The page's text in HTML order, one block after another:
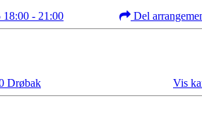
18:00 - 21:00 Del
Drøbak Vis